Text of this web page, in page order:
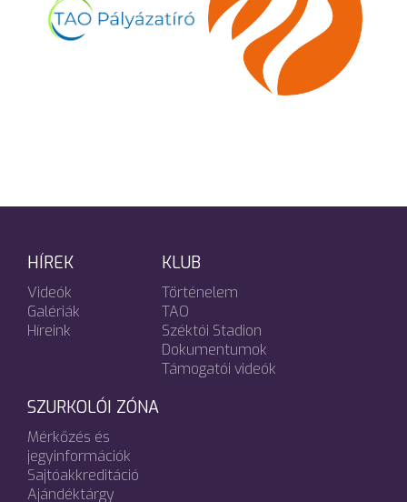
HÍREK
Videók
Galériák
Híreink
KLUB
Történelem
TAO
Széktói Stadion
Dokumentumok
Támogatói videók
SZURKOLÓI ZÓNA
Mérkőzés és
jegyinformációk
Sajtóakkreditáció
Ajándéktárgy